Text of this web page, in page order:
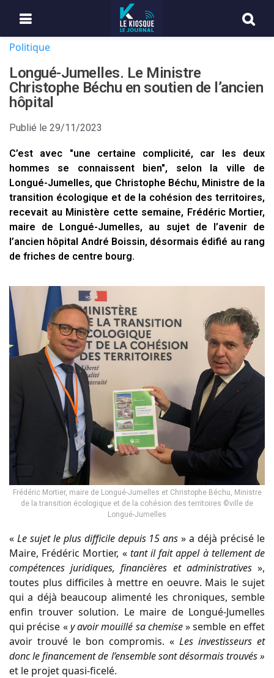
Politique
Longué-Jumelles. Le Ministre
Christophe Béchu en soutien de l’ancien
hôpital
Publié le 29/11/2023
C’est avec "une certaine complicité, car les deux
hommes se connaissent bien", selon la ville de
Longué-Jumelles, que Christophe Béchu, Ministre de la
transition écologique et de la cohésion des territoires,
recevait au Ministère cette semaine, Frédéric Mortier,
maire de Longué-Jumelles, au sujet de l’avenir de
l’ancien hôpital André Boissin, désormais édifié au rang
de friches de centre bourg.
Frédéric Mortier, maire de Longué-Jumelles et Christophe Béchu, Ministre
de la transition écologique et de la cohésion des territoires ©ville de
Longué-Jumelles
« Le sujet le plus difficile depuis 15 ans » a déjà précisé le
Maire, Frédéric Mortier, « tant il fait appel à tellement de
compétences juridiques, financières et administratives»,
toutes plus difficiles à mettre en oeuvre. Mais le sujet
qui a déjà beaucoup alimenté les chroniques, semble
enfin trouver solution. Le maire de Longué-Jumelles
qui précise «y avoir mouillé sa chemise» semble en effet
avoir trouvé le bon compromis. « Les investisseurs et
donc le financement de l’ensemble sont désormais trouvés »
et le projet quasi-ficelé.